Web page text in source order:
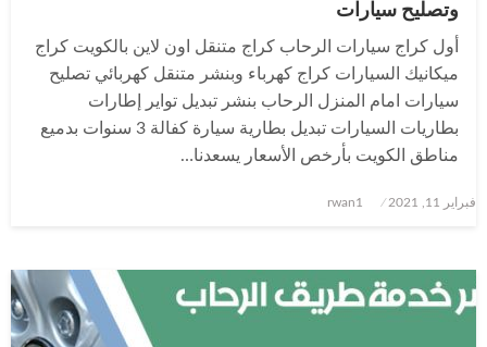
وتصليح سيارات
أول كراج سيارات الرحاب كراج متنقل اون لاين بالكويت كراج
ميكانيك السيارات كراج كهرباء وبنشر متنقل كهربائي تصليح
سيارات امام المنزل الرحاب بنشر تبديل تواير إطارات
بطاريات السيارات تبديل بطارية سيارة كفالة 3 سنوات بدميع
مناطق الكويت بأرخص الأسعار يسعدنا…
نُشر
فبراير 11, 2021 rwan1